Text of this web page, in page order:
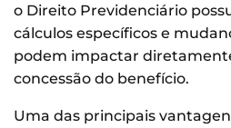
o Direito Previdenciário
cálculos específicos e
podem impactar
concessão do benefício.
Uma das principais